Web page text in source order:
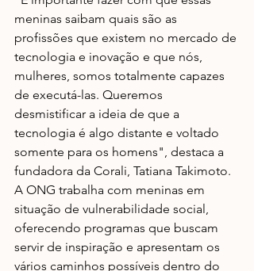
meninas saibam quais são as
profissões que existem no mercado de
tecnologia e inovação e que nós,
mulheres, somos totalmente capazes
de executá-las. Queremos
desmistificar a ideia de que a
tecnologia é algo distante e voltado
somente para os homens", destaca a
fundadora da Corali, Tatiana Takimoto.
A ONG trabalha com meninas em
situação de vulnerabilidade social,
oferecendo programas que buscam
servir de inspiração e apresentam os
vários caminhos possíveis dentro do